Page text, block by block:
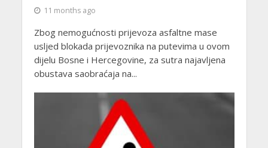
11 months ago
Zbog nemogućnosti prijevoza asfaltne mase
usljed blokada prijevoznika na putevima u ovom
dijelu Bosne i Hercegovine, za sutra najavljena
obustava saobraćaja na...